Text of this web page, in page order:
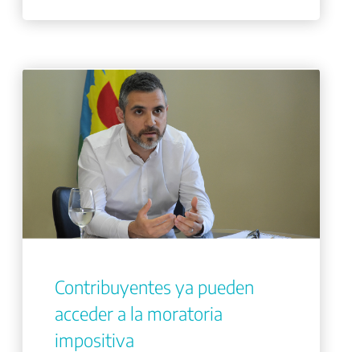
Contribuyentes ya pueden
acceder a la moratoria
impositiva